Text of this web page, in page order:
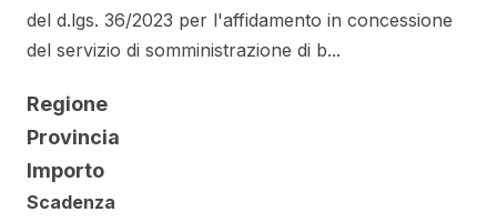
del d.lgs. 36/2023 per l'affidamento in concessione
del servizio di somministrazione di b...
Regione
Provincia
Importo
Scadenza